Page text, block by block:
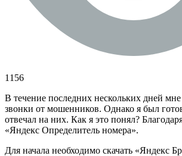
1156
В течение последних нескольких дней
звонки от мошенников. Однако я был
отвечал на них. Как я это понял?
«Яндекс Определитель номера».
Для начала необходимо скачать «Яндекс